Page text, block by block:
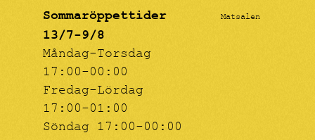
Sommaröppettider
13/7-9/8
Måndag-Torsdag
17:00-00:00
Fredag-Lördag
17:00-01:00
Söndag 17:00-00:00
Matsalen